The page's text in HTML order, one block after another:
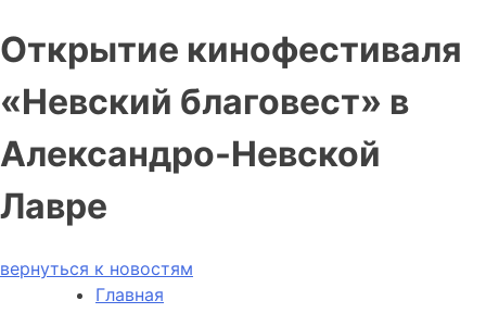
Открытие кинофестиваля
«Невский благовест» в
Александро-Невской
Лавре
вернуться к новостям
Главная